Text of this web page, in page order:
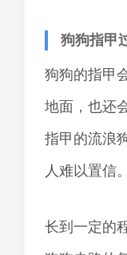
狗狗指甲
狗狗的指甲
地面，也还
指甲的流浪
人难以置信。
长到一定的